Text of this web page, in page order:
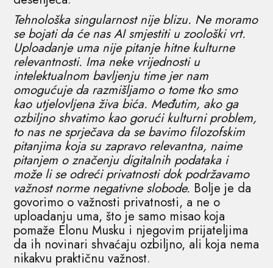
Tehnološka singularnost nije blizu. Ne moramo
se bojati da će nas AI smjestiti u zoološki vrt.
Uploadanje uma nije pitanje hitne kulturne
relevantnosti. Ima neke vrijednosti u
intelektualnom bavljenju time jer nam
omogućuje da razmišljamo o tome tko smo
kao utjelovljena živa bića. Međutim, ako ga
ozbiljno shvatimo kao gorući kulturni problem,
to nas ne sprječava da se bavimo filozofskim
pitanjima koja su zapravo relevantna, naime
pitanjem o značenju digitalnih podataka i
može li se odreći privatnosti dok podržavamo
važnost norme negativne slobode. Bolje je da
govorimo o važnosti privatnosti, a ne o
uploadanju uma, što je samo misao koja
pomaže Elonu Musku i njegovim prijateljima
da ih novinari shvaćaju ozbiljno, ali koja nema
nikakvu praktičnu važnost.